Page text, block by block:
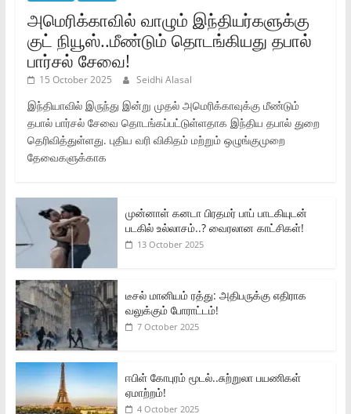
அமெரிக்காவில் வாழும் இந்தியர்களுக்கு
குட் நியூஸ்..மீண்டும் தொடங்கியது தபால்
பார்சல் சேவை!
15 October 2025 Seidhi Alasal
இந்தியாவில் இருந்து இன்று முதல் அமெரிக்காவுக்கு மீண்டும்
தபால் பார்சல் சேவை தொடங்கப்பட்டுள்ளதாக இந்திய தபால் துறை
தெரிவித்துள்ளது. புதிய வரி விகிதம் மற்றும் ஒழுங்குமுறை
தேவைகளுக்காக
முன்னாள் கனடா பிரதமர் பாப் பாடகியுடன்
படகில் உல்லாசம்..? வைரலான காட்சிகள்!
13 October 2025
டீசல் மானியம் ரத்து: அதிபருக்கு எதிராக
வலுக்கும் போராட்டம்!
7 October 2025
ஈபிள் கோபுரம் மூடல்..சுற்றுலா பயணிகள்
ஏமாற்றம்!
4 October 2025